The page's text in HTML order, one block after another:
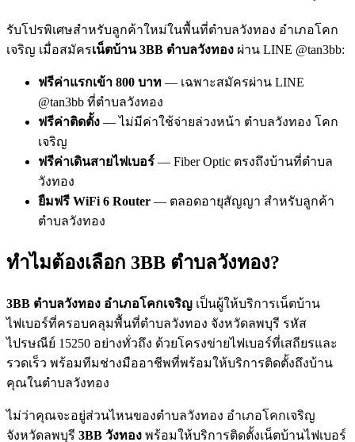
รับโปรพิเศษสำหรับลูกค้าใหม่ในพื้นที่ตำบลวังทอง อำเภอโคก
เจริญ เมื่อสมัครเน็ตบ้าน 3BB ตำบลวังทอง ผ่าน LINE @tan3bb:
ฟรีค่าแรกเข้า 800 บาท — เฉพาะสมัครผ่าน LINE
@tan3bb ที่ตำบลวังทอง
ฟรีค่าติดตั้ง — ไม่มีค่าใช้จ่ายล่วงหน้า ตำบลวังทอง โคก
เจริญ
ฟรีค่าเดินสายไฟเบอร์ — Fiber Optic ตรงถึงบ้านที่ตำบล
วังทอง
ยืมฟรี WiFi 6 Router — ตลอดอายุสัญญา สำหรับลูกค้า
ตำบลวังทอง
ทำไมต้องเลือก 3BB ตำบลวังทอง?
3BB ตำบลวังทอง อำเภอโคกเจริญ เป็นผู้ให้บริการเน็ตบ้าน
ไฟเบอร์ที่ครอบคลุมพื้นที่ตำบลวังทอง จังหวัดลพบุรี รหัส
ไปรษณีย์ 15250 อย่างทั่วถึง ด้วยโครงข่ายไฟเบอร์ที่เสถียรและ
รวดเร็ว พร้อมทีมช่างมืออาชีพที่พร้อมให้บริการติดตั้งถึงบ้าน
คุณในตำบลวังทอง
ไม่ว่าคุณจะอยู่ส่วนไหนของตำบลวังทอง อำเภอโคกเจริญ
จังหวัดลพบุรี 3BB วังทอง พร้อมให้บริการติดตั้งเน็ตบ้านไฟเบอร์